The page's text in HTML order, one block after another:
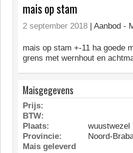
mais op stam
2 september 2018 | Aanbod -
mais op stam +-11 ha goede
grens met wernhout en
Maisgegevens
Prijs:
BTW:
Plaats:
wuustwezel
Provincie:
Noord-
Mais geleverd